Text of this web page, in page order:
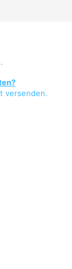
versenden.